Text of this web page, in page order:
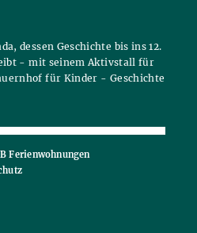
dessen Geschichte bis ins 12.
- mit seinem Aktivstall für
für Kinder - Geschichte
Ferienwohnungen